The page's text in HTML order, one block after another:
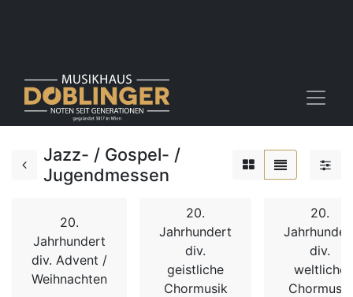
Jazz- / Gospel- /
Jugendmessen
20.
Jahrhundert
div. Advent /
Weihnachten
20.
Jahrhundert
div.
geistliche
Chormusik
20.
div.
weltliche
Chormusik